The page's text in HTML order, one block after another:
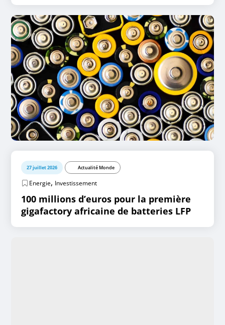
27 juillet 2026 Actualité Monde
Energie, Investissement
100 millions d’euros pour la première
gigafactory africaine de batteries LFP